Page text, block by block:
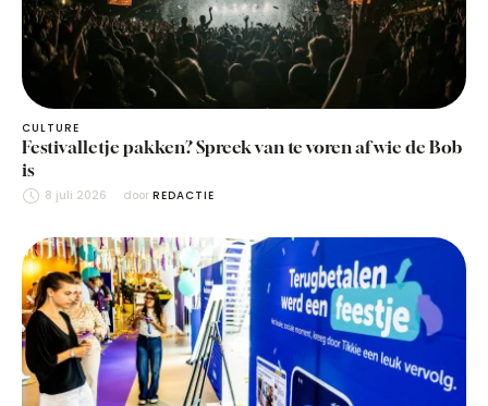
CULTURE
Festivalletje pakken? Spreek van te voren af wie de Bob
is
8 juli 2026 door REDACTIE